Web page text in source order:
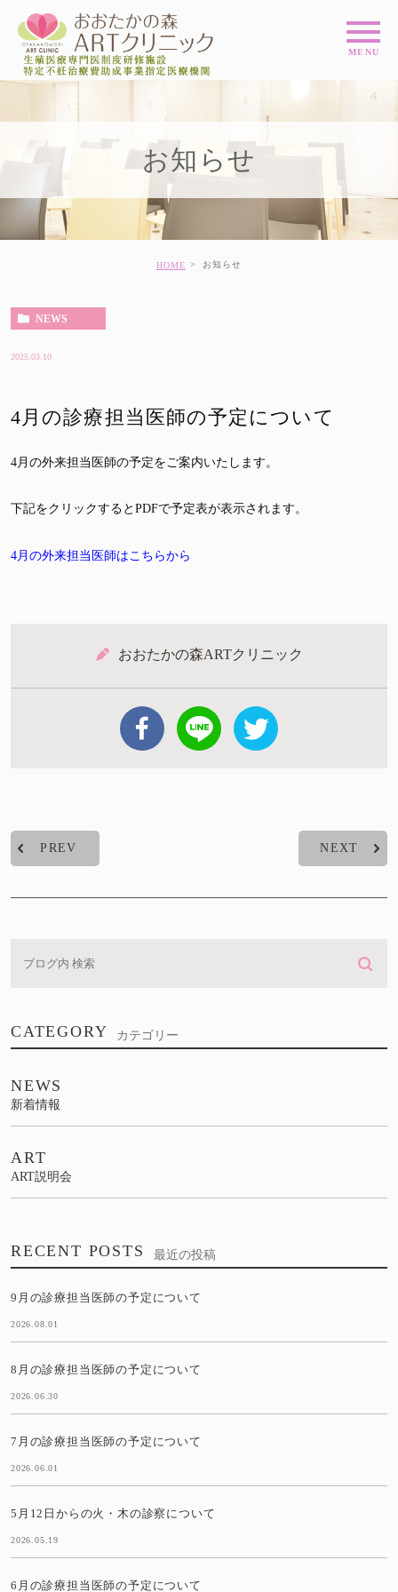
お知らせ
HOME お知らせ
NEWS
2025.03.10
4月の診療担当医師の予定について
4月の外来担当医師の予定をご案内いたします。
下記をクリックするとPDFで予定表が表示されます。
4月の外来担当医師はこちらから
おおたかの森ARTクリニック
PREV NEXT
CATEGORY カテゴリー
NEWS
新着情報
ART
ART説明会
RECENT POSTS 最近の投稿
9月の診療担当医師の予定について
2026.08.01
8月の診療担当医師の予定について
2026.06.30
7月の診療担当医師の予定について
2026.06.01
5月12日からの火・木の診察について
2026.05.19
6月の診療担当医師の予定について